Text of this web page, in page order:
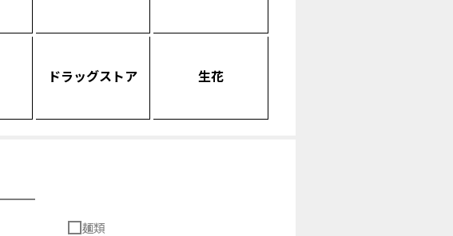
ドラッグストア 生花
麺類